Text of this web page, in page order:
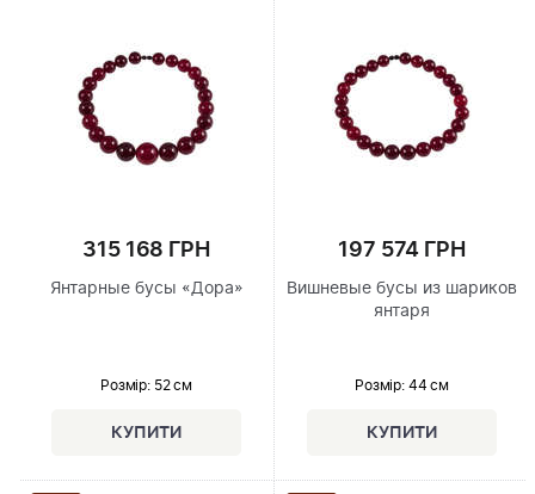
315 168 ГРН
Янтарные бусы «Дора»
Розмір: 52 см
197 574 ГРН
Вишневые бусы из шариков
янтаря
Розмір: 44 см